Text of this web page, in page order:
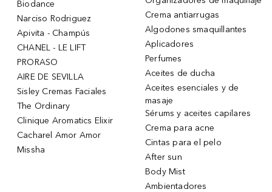
Biodance
Narciso Rodriguez
Apivita - Champús
CHANEL - LE LIFT
PRORASO
AIRE DE SEVILLA
Sisley Cremas Faciales
The Ordinary
Clinique Aromatics Elixir
Cacharel Amor Amor
Missha
Crema antiarrugas
Algodones smaquillantes
Aplicadores
Perfumes
Aceites de ducha
Aceites esenciales y de
masaje
Sérums y aceites capilares
Crema para acne
Cintas para el pelo
After sun
Body Mist
Ambientadores